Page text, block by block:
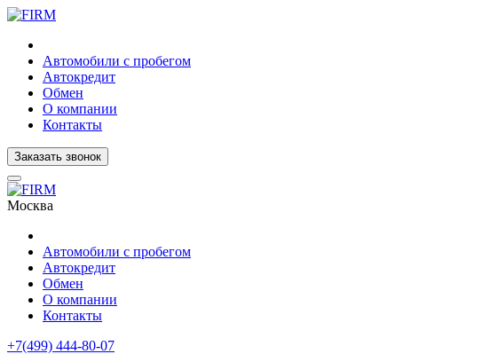
Автомобили с пробегом
Автокредит
Обмен
О компании
Контакты
Заказать звонок
Москва
Автомобили с пробегом
Автокредит
Обмен
О компании
Контакты
+7(499) 444-80-07